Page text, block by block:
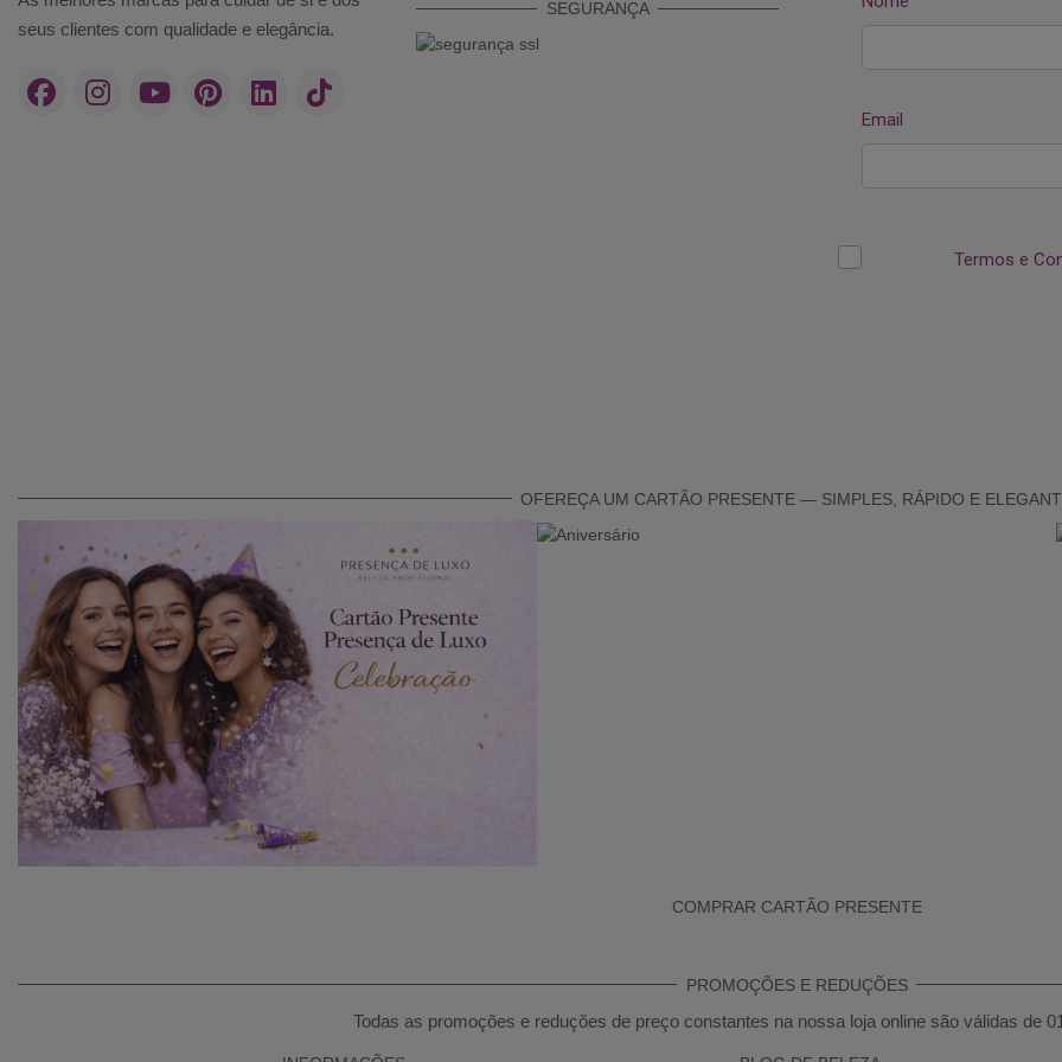
seus clientes com qualidade e elegância.
SEGURANÇA
OFEREÇA UM CARTÃO PRESENTE — SIMPLES, RÁPIDO E
COMPRAR CARTÃO PRESENTE
PROMOÇÕES E REDUÇÕES
Todas as promoções e reduções de preço constantes na nossa loja online são válidas de